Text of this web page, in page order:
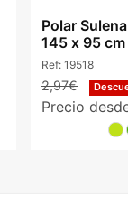
Polar
145 x 95
Ref: 19518
2,97€
Precio